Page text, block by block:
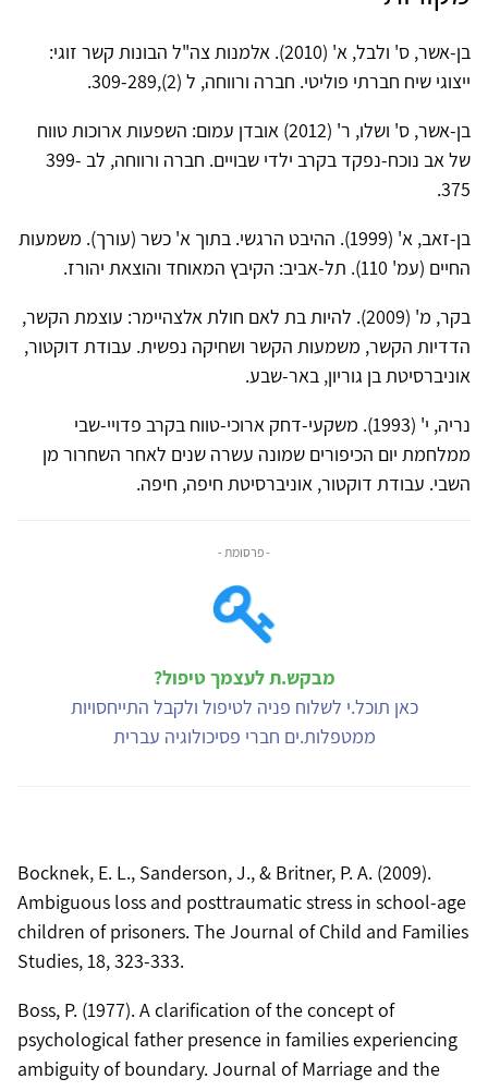
בן-אשר, ס' ולבל, א' (2010). אלמנות צה"ל הבונות קשר זוגי:
ייצוגי שיח חברתי פוליטי. חברה ורווחה, ל (2),309-289.
בן-אשר, ס' ושלו, ר' (2012) אובדן עמום: השפעות ארוכות טווח
של אב נוכח-נפקד בקרב ילדי שבויים. חברה ורווחה, לב 399-
375.
בן-זאב, א' (1999). ההיבט הרגשי. בתוך א' כשר (עורך). משמעות
החיים (עמ' 110). תל-אביב: הקיבץ המאוחד והוצאת יהורז.
בקר, מ' (2009). להיות בת לאם חולת אלצהיימר: עוצמת הקשר,
הדדיות הקשר, משמעות הקשר ושחיקה נפשית. עבודת דוקטור,
אוניברסיטת בן גוריון, באר-שבע.
נריה, י' (1993). משקעי-דחק ארוכי-טווח בקרב פדויי-שבי
ממלחמת יום הכיפורים שמונה עשרה שנים לאחר השחרור מן
השבי. עבודת דוקטור, אוניברסיטת חיפה, חיפה.
- פרסומת -
מבקש.ת לעצמך טיפול?
כאן תוכל.י לשלוח פניה לטיפול ולקבל התייחסויות
ממטפלות.ים חברי פסיכולוגיה עברית
Bocknek, E. L., Sanderson, J., & Britner, P. A. (2009).
Ambiguous loss and posttraumatic stress in school-age
children of prisoners. The Journal of Child and Families
Studies, 18, 323-333.
Boss, P. (1977). A clarification of the concept of
psychological father presence in families experiencing
ambiguity of boundary. Journal of Marriage and the